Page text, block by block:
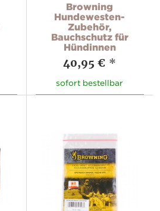
Browning
Hundewesten-
Zubehör,
Bauchschutz für
Hündinnen
40,95 € *
sofort bestellbar